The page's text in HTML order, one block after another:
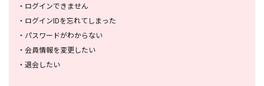
・ ログインできません
・ ログインIDを忘れてしまった
・ パスワードがわからない
・ 会員情報を変更したい
・ 退会したい